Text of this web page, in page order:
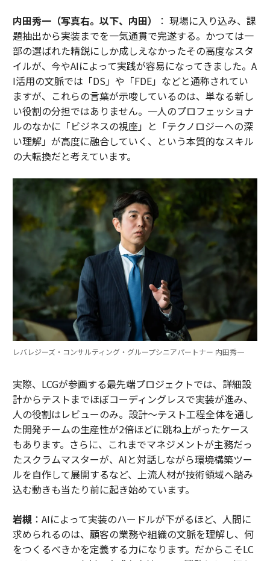
たが、実際には州の略称だった。
きょうは少しトリッキーだった。それでもパーフェクト
ゲームで、374連勝を記録した。
きょうはどうだっただろうか？ 私のグリッドはこれだ：
🟩🟩🟩🟩
🟨🟨🟨🟨
🟪🟪🟪🟪
それぞれがどうつながるのか、もっと知りたいだろう
か？ 私の NYT ConnectionsAnswers Explainedコラム
で、きょうのゲームをさらに深掘りしていこう。
からチェックできる。
本日のConnections
のヒントと答えは以上だ。必要な
ら、明日の水曜日のゲームのヒントと解答を確認しに、
ぜひ私のブログを見てほしい。
P.S. 先日のブリット・アワード授賞式でのオジー・オズ
ボーンへのトリビュートは見事だったと思う。ロビー・
ク・ワイルド、キーボードのアダム・ウェイクマン、そ
してメタリカのベーシスト、ロバート・トゥルージロと
ともに、オズボーンの「No More Tears」をカバー演奏
した。みんな素晴らしい仕事ぶりだった：
私はロビーの作品が昔から好きで、子どものころに彼が
初のソロアルバムを出したときからさかのぼる。ロック
に合う素晴らしい声の持ち主だと長らく思ってきた。も
正真正銘のロックスターになっていたかもしれない。
ウィリアムズはいくつかロック曲も出しており、もちろ
内田秀一（写真右。以下、内田）
： 現場に入り込み、課
題抽出から実装までを一気通貫で完遂する。かつては一
部の選ばれた精鋭にしか成しえなかったその高度なスタ
イルが、今やAIによって実践が容易になってきました。A
I活用の文脈では「DS」や「FDE」などと通称されてい
ますが、これらの言葉が示唆しているのは、単なる新し
い役割の分担ではありません。一人のプロフェッショナ
ルのなかに「ビジネスの視座」と「テクノロジーへの深
い理解」が高度に融合していく、という本質的なスキル
の大転換だと考えています。
レバレジーズ・コンサルティング・グループシニアパートナー 内田秀一
実際、LCGが参画する最先端プロジェクトでは、詳細設
計からテストまでほぼコーディングレスで実装が進み、
人の役割はレビューのみ。設計～テスト工程全体を通し
た開発チームの生産性が2倍ほどに跳ね上がったケース
もあります。さらに、これまでマネジメントが主務だっ
たスクラムマスターが、AIと対話しながら環境構築ツー
ルを自作して展開するなど、上流人材が技術領域へ踏み
込む動きも当たり前に起き始めています。
岩槻：AIによって実装のハードルが下がるほど、人間に
求められるのは、顧客の業務や組織の文脈を理解し、何
をつくるべきかを定義する力になります。だからこそLC